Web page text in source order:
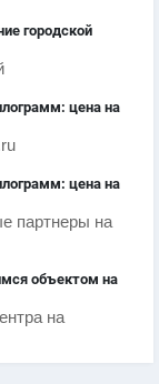
городской
цена на
цена на
партнеры на
объектом на
на